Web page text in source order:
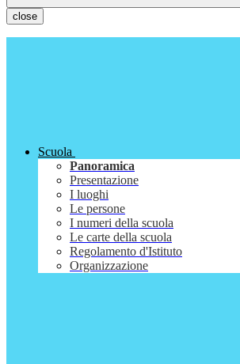
close
Scuola
Panoramica
Presentazione
I luoghi
Le persone
I numeri della scuola
Le carte della scuola
Regolamento d'Istituto
Organizzazione